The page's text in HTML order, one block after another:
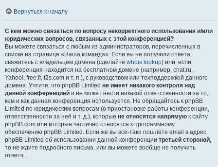
Вернуться к началу
С кем можно связаться по вопросу некорректного использования и/или
юридических вопросов, связанных с этой конференцией?
Вы можете связаться с любым из администраторов, перечисленных в
списке на странице «Наша команда». Если вы не получили ответа,
свяжитесь с владельцем домена (сделайте whois lookup) или, если
конференция находится на бесплатном домене (например, chat.ru,
Yahoo!, free.fr, f2s.com и т. п.), с руководством или техподдержкой данного
домена. Учтите, что phpBB Limited не имеет никакого контроля над
данной конференцией и не может нести никакой ответственности за то,
кем и как данная конференция используется. Не обращайтесь к phpBB
Limited по юридическим вопросам (о приостановке работы конференции,
ответственности за неё и т. д.), которые не относятся напрямую к сайту
phpBB.com или которые частично относятся к программному
обеспечению phpBB Limited. Если же вы всё-таки пошлёте email в адрес
phpBB Limited об использовании данной конференции третьей стороной,
то не ждите подробного письма, или вы можете вообще не получить
ответа.